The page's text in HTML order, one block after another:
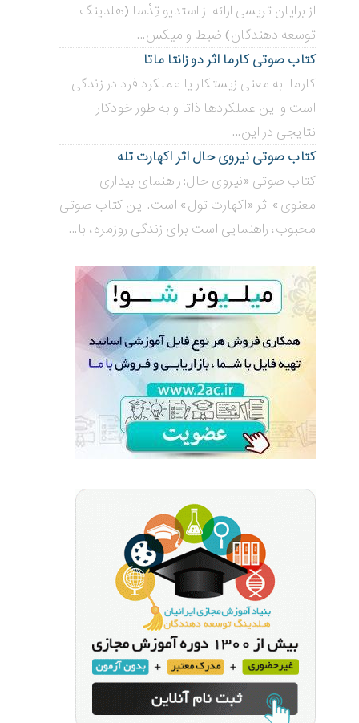
از برایان تریسی ارائه از استدیو تِدْسا (هلدینگ
توسعه دهندگان) ضبط و میکس...
کتاب صوتی کارما اثر دو زانتا ماتا
کارما به معنی زیستکار یا عملکرد فرد در زندگی
است و این عملکردها ذاتا و به طور خودکار
نتایجی در این...
کتاب صوتی نیروی حال اثر اکهارت تله
کتاب صوتی «نیروی حال: راهنمای بیداری
معنوی» اثر «اکهارت تول» است. این کتاب صوتی
محبوب، راهنمایی است برای زندگی روزمره، با...